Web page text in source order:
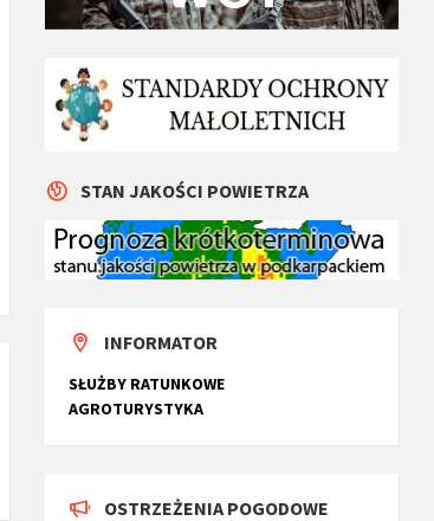
STAN JAKOŚCI POWIETRZA
INFORMATOR
SŁUŻBY RATUNKOWE
AGROTURYSTYKA
OSTRZEŻENIA POGODOWE